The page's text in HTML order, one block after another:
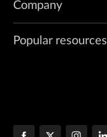
Company
Popular resources